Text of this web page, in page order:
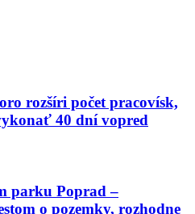
rozšíri počet pracovísk,
40 dní vopred
parku Poprad –
o pozemky, rozhodne